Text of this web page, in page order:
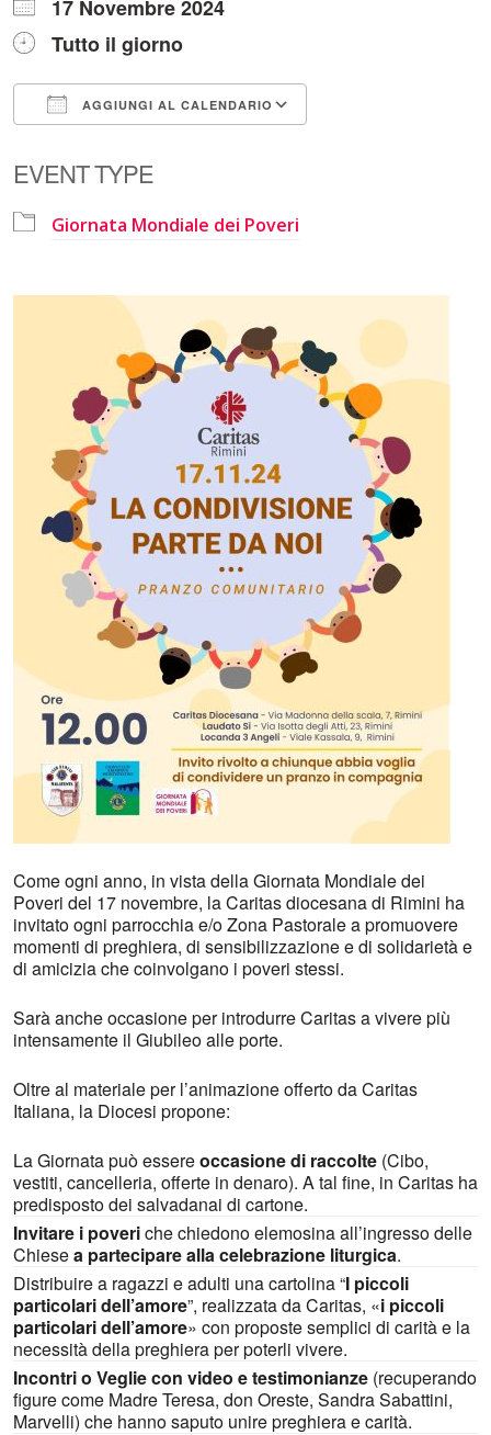
17 Novembre 2024
Tutto il giorno
AGGIUNGI AL CALENDARIO
EVENT TYPE
Giornata Mondiale dei Poveri
Come ogni anno, in vista della Giornata Mondiale dei
Poveri del 17 novembre, la Caritas diocesana di Rimini ha
invitato ogni parrocchia e/o Zona Pastorale a promuovere
momenti di preghiera, di sensibilizzazione e di solidarietà e
di amicizia che coinvolgano i poveri stessi.
Sarà anche occasione per introdurre Caritas a vivere più
intensamente il Giubileo alle porte.
Oltre al materiale per l’animazione offerto da Caritas
Italiana, la Diocesi propone:
La Giornata può essereoccasione di raccolte (Cibo,
vestiti, cancelleria, offerte in denaro). A tal fine, in Caritas ha
predisposto dei salvadanai di cartone.
Invitare i poveriche chiedono elemosina all’ingresso delle
Chiesea partecipare alla celebrazione liturgica.
Distribuire a ragazzi e adulti una cartolina “I piccoli
particolari dell’amore”, realizzata da Caritas, «i piccoli
particolari dell’amore» con proposte semplici di carità e la
necessità della preghiera per poterli vivere.
Incontri o Veglie con video e testimonianze (recuperando
figure come Madre Teresa, don Oreste, Sandra Sabattini,
Marvelli) che hanno saputo unire preghiera e carità.